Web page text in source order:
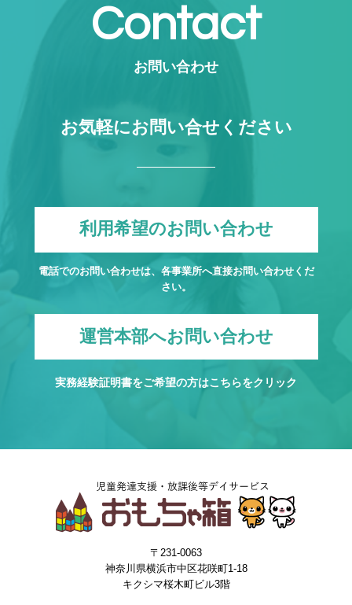
Contact
お問い合わせ
お気軽にお問い合せください
利用希望のお問い合わせ
電話でのお問い合わせは、各事業所へ直接お問い合わせくだ
さい。
運営本部へお問い合わせ
実務経験証明書をご希望の方はこちらをクリック
〒231-0063
神奈川県横浜市中区花咲町1-18
キクシマ桜木町ビル3階